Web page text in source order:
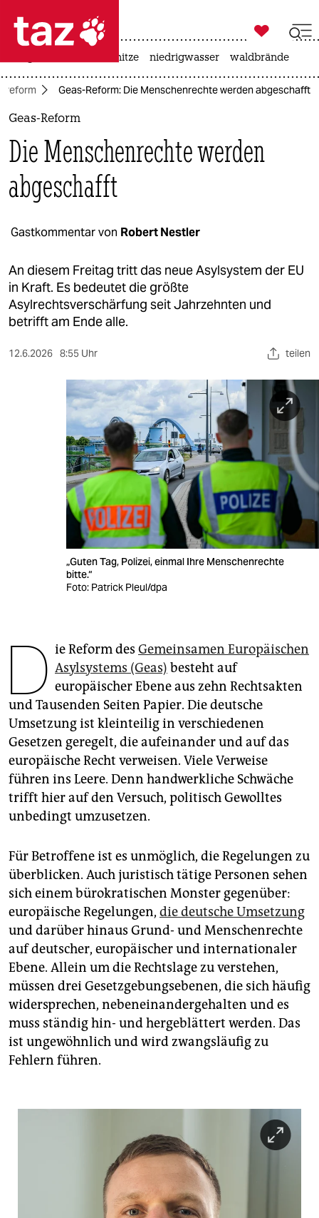
 taz zahl ich
taz zahl ich
politik
öko
gesellschaft
sport
berlin
nord
wahrheit
veranstaltungen
unterstützen
epaper login

taz zahl ich
hitze niedrigwasser waldbrände
Geas-Reform: Die Menschenrechte werden abgeschafft
Geas-Reform
Die Menschenrechte werden
abgeschafft
Gastkommentar von Robert Nestler
An diesem Freitag tritt das neue Asylsystem der EU
in Kraft. Es bedeutet die größte
Asylrechtsverschärfung seit Jahrzehnten und
betrifft am Ende alle.
12.6.2026 8:55 Uhr teilen
„Guten Tag, Polizei, einmal Ihre Menschenrechte
bitte.“
Foto: Patrick Pleul/dpa
D ie Reform des Gemeinsamen Europäischen
Asylsystems (Geas) besteht auf
europäischer Ebene aus zehn Rechtsakten
und Tausenden Seiten Papier. Die deutsche
Umsetzung ist kleinteilig in verschiedenen
Gesetzen geregelt, die aufeinander und auf das
europäische Recht verweisen. Viele Verweise
führen ins Leere. Denn handwerkliche Schwäche
trifft hier auf den Versuch, politisch Gewolltes
unbedingt umzusetzen.
Für Betroffene ist es unmöglich, die Regelungen zu
überblicken. Auch juristisch tätige Personen sehen
sich einem bürokratischen Monster gegenüber:
europäische Regelungen, die deutsche Umsetzung
und darüber hinaus Grund- und Menschenrechte
auf deutscher, europäischer und internationaler
Ebene. Allein um die Rechtslage zu verstehen,
müssen drei Gesetzgebungsebenen, die sich häufig
widersprechen, nebeneinandergehalten und es
muss ständig hin- und hergeblättert werden. Das
ist ungewöhnlich und wird zwangsläufig zu
Fehlern führen.